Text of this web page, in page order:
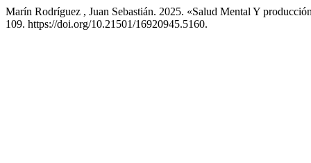
Marín Rodríguez , Juan Sebastián. 2025. «Salud Mental Y
109. https://doi.org/10.21501/16920945.5160.